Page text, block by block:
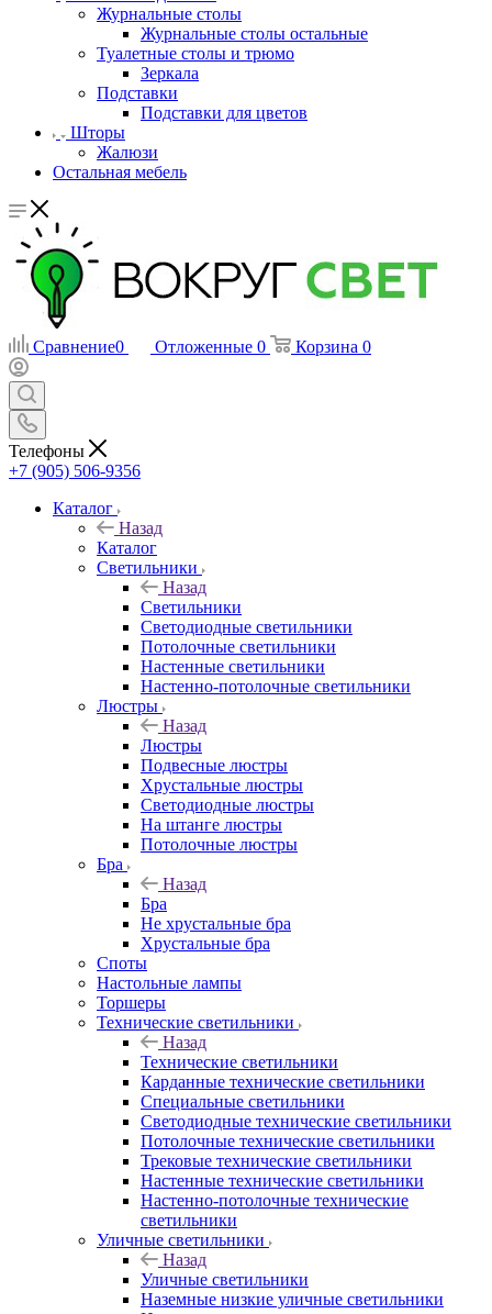
Журнальные столы
Журнальные столы остальные
Туалетные столы и трюмо
Зеркала
Подставки
Подставки для цветов
Шторы
Жалюзи
Остальная мебель
Сравнение0 Отложенные 0 Корзина 0
Телефоны
+7 (905) 506-9356
Каталог
Назад
Каталог
Светильники
Назад
Светильники
Светодиодные светильники
Потолочные светильники
Настенные светильники
Настенно-потолочные светильники
Люстры
Назад
Люстры
Подвесные люстры
Хрустальные люстры
Светодиодные люстры
На штанге люстры
Потолочные люстры
Бра
Назад
Бра
Не хрустальные бра
Хрустальные бра
Споты
Настольные лампы
Торшеры
Технические светильники
Назад
Технические светильники
Карданные технические светильники
Специальные светильники
Светодиодные технические светильники
Потолочные технические светильники
Трековые технические светильники
Настенные технические светильники
Настенно-потолочные технические
светильники
Уличные светильники
Назад
Уличные светильники
Наземные низкие уличные светильники